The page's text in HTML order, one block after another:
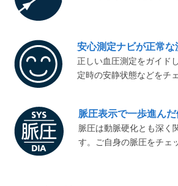
安心測定ナビが正常な
正しい血圧測定をガイド
定時の安静状態などをチ
脈圧表示で一歩進ん
脈圧は動脈硬化とも深く
す。ご自身の脈圧をチェ